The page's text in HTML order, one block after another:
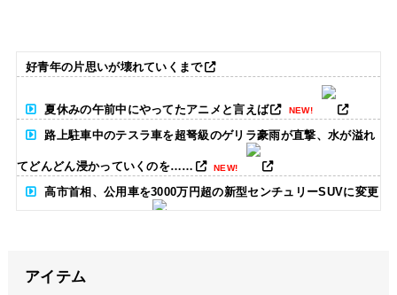
好青年の片思いが壊れていくまで
夏休みの午前中にやってたアニメと言えば NEW!
路上駐車中のテスラ車を超弩級のゲリラ豪雨が直撃、水が溢れ
てどんどん浸かっていくのを…… NEW!
高市首相、公用車を3000万円超の新型センチュリーSUVに変更
まだある？
アイテム